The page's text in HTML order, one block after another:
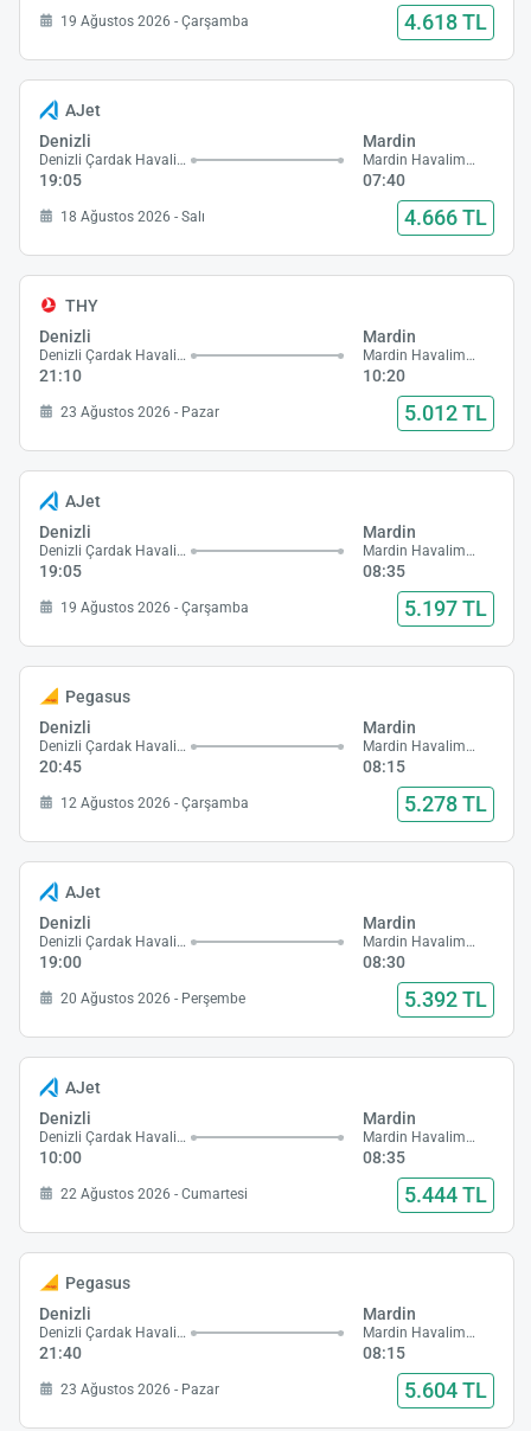
19 Ağustos 2026 - Çarşamba 4.618 TL
AJet
Denizli
Denizli Çardak Havalimanı
19:05
Mardin
Mardin Havalimanı
07:40
18 Ağustos 2026 - Salı 4.666 TL
THY
Denizli
Denizli Çardak Havalimanı
21:10
Mardin
Mardin Havalimanı
10:20
23 Ağustos 2026 - Pazar 5.012 TL
AJet
Denizli
Denizli Çardak Havalimanı
19:05
Mardin
Mardin Havalimanı
08:35
19 Ağustos 2026 - Çarşamba 5.197 TL
Pegasus
Denizli
Denizli Çardak Havalimanı
20:45
Mardin
Mardin Havalimanı
08:15
12 Ağustos 2026 - Çarşamba 5.278 TL
AJet
Denizli
Denizli Çardak Havalimanı
19:00
Mardin
Mardin Havalimanı
08:30
20 Ağustos 2026 - Perşembe 5.392 TL
AJet
Denizli
Denizli Çardak Havalimanı
10:00
Mardin
Mardin Havalimanı
08:35
22 Ağustos 2026 - Cumartesi 5.444 TL
Pegasus
Denizli
Denizli Çardak Havalimanı
21:40
Mardin
Mardin Havalimanı
08:15
23 Ağustos 2026 - Pazar 5.604 TL